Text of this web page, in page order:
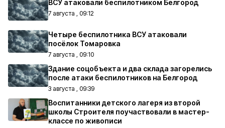
ВСУ атаковали беспилотником Белгород
7 августа , 09:12
Четыре беспилотника ВСУ атаковали
посёлок Томаровка
7 августа , 09:10
Здание соцобъекта и два склада загорелись
после атаки беспилотников на Белгород
3 августа , 09:39
Воспитанники детского лагеря из второй
школы Строителя поучаствовали в мастер-
классе по живописи